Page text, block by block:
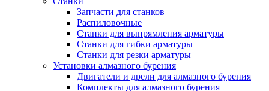
Запчасти для станков
Распиловочные
Станки для выпрямления арматуры
Станки для гибки арматуры
Станки для резки арматуры
Установки алмазного бурения
Двигатели и дрели для алмазного бурения
Комплекты для алмазного бурения